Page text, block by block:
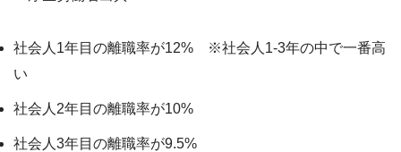
社会人1年目の離職率が12% ※社会人1-3年の中で一番高
い
社会人2年目の離職率が10%
社会人3年目の離職率が9.5%